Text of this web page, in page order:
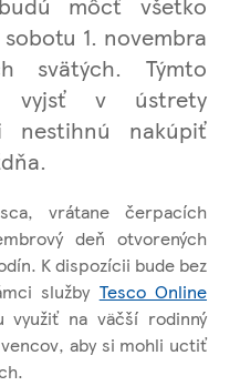
1. novembra
svätých. Týmto
vyjsť v
ústrety
nestihnú nakúpiť
vrátane čerpacích
deň otvorených
K dispozícii bude bez
služby Tesco Online
využiť na väčší rodinný
aby si mohli uctiť